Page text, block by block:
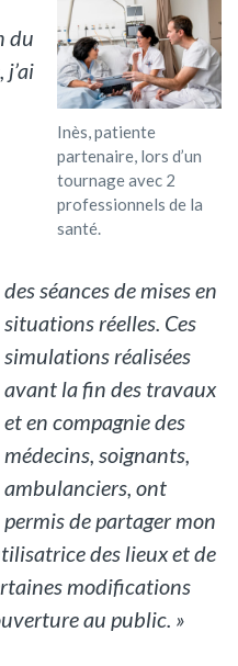
Inès, patiente
partenaire, lors d’un
tournage avec 2
professionnels de la
santé.
du
j’ai
des séances de mises en
situations réelles. Ces
simulations réalisées
avant la fin des travaux
et en compagnie des
médecins, soignants,
ambulanciers, ont
permis de partager mon
des lieux et de
modifications
au public. »